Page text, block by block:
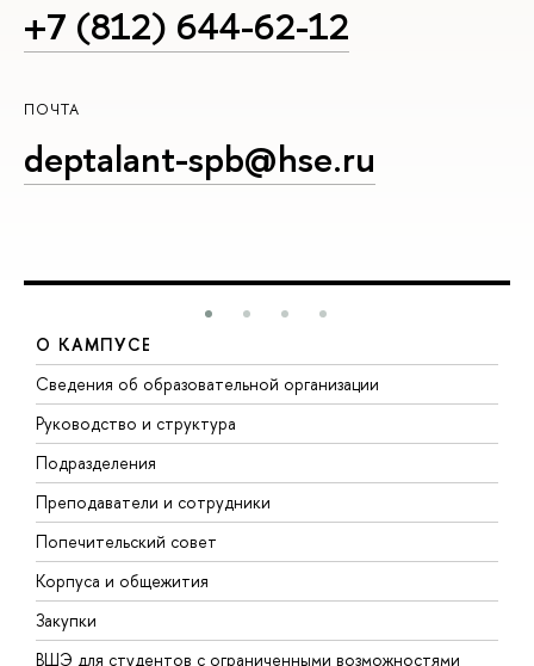
+7 (812) 644-62-12
ПОЧТА
deptalant-spb@hse.ru
О КАМПУСЕ
Сведения об образовательной организации
Руководство и структура
Подразделения
Преподаватели и сотрудники
Попечительский совет
Корпуса и общежития
Закупки
ВШЭ для студентов с ограниченными возможностями